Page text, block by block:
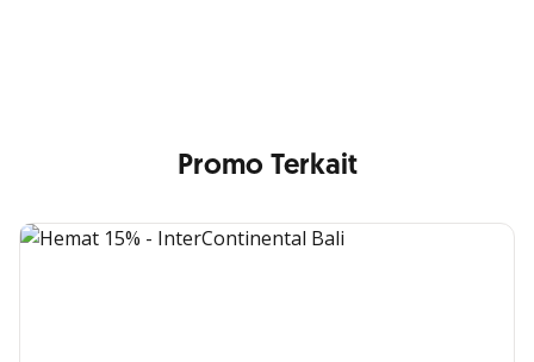
Promo Terkait